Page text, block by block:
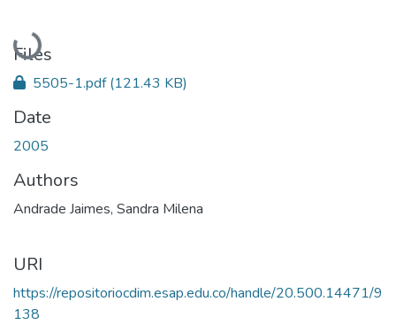
Loading...
Files
5505-1.pdf(121.43 KB)
Date
2005
Authors
Andrade Jaimes, Sandra Milena
URI
https://repositoriocdim.esap.edu.co/handle/20.500.14471/9
138